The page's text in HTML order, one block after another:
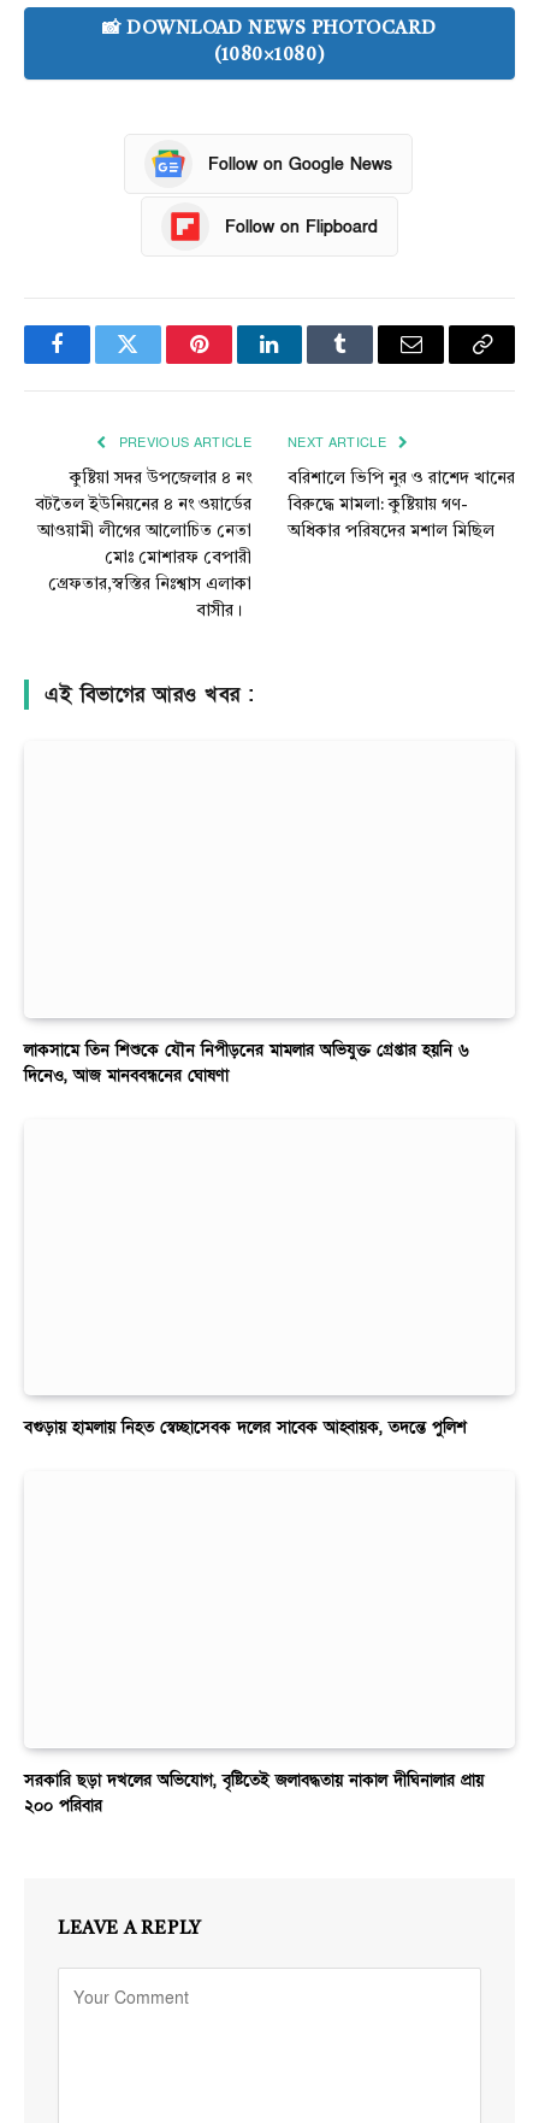
📸 DOWNLOAD NEWS PHOTOCARD
(1080×1080)
Follow on Google News
Follow on Flipboard
FacebookTwitter PinterestLinkedInTumblr Email
Copy
PREVIOUS ARTICLE
কুষ্টিয়া সদর উপজেলার ৪ নং
বটতৈল ইউনিয়নের ৪ নং ওয়ার্ডের
আওয়ামী লীগের আলোচিত নেতা
মোঃ মোশারফ বেপারী
গ্রেফতার,স্বস্তির নিঃশ্বাস এলাকা
বাসীর।
NEXT ARTICLE
বরিশালে ভিপি নুর ও রাশেদ খানের
বিরুদ্ধে মামলা: কুষ্টিয়ায় গণ-
অধিকার পরিষদের মশাল মিছিল
এই বিভাগের আরও খবর :
লাকসামে তিন শিশুকে যৌন নিপীড়নের মামলার অভিযুক্ত গ্রেপ্তার হয়নি ৬
দিনেও, আজ মানববন্ধনের ঘোষণা
বগুড়ায় হামলায় নিহত স্বেচ্ছাসেবক দলের সাবেক আহ্বায়ক, তদন্তে পুলিশ
সরকারি ছড়া দখলের অভিযোগ, বৃষ্টিতেই জলাবদ্ধতায় নাকাল দীঘিনালার প্রায়
২০০ পরিবার
LEAVE A REPLY